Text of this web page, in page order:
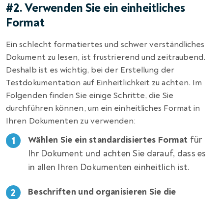
#2. Verwenden Sie ein einheitliches
Format
Ein schlecht formatiertes und schwer verständliches
Dokument zu lesen, ist frustrierend und zeitraubend.
Deshalb ist es wichtig, bei der Erstellung der
Testdokumentation auf Einheitlichkeit zu achten. Im
Folgenden finden Sie einige Schritte, die Sie
durchführen können, um ein einheitliches Format in
Ihren Dokumenten zu verwenden:
Wählen Sie ein standardisiertes Format für
Ihr Dokument und achten Sie darauf, dass es
in allen Ihren Dokumenten einheitlich ist.
Beschriften und organisieren Sie die